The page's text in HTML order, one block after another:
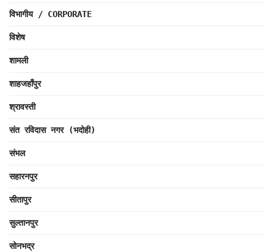
विभागीय / CORPORATE
विशेष
शामली
शाहजहाँपुर
श्रावस्ती
संत रविदास नगर (भदोही)
संभल
सहारनपुर
सीतापुर
सुल्तानपुर
सोनभद्र